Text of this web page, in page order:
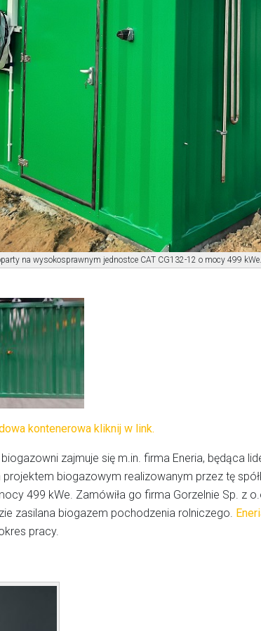
na wysokosprawnym jednostce CAT CG132-12 o mocy 499 kWe.
kontenerowa kliknij w link.
zajmuje się m.in. firma Eneria, będąca
projektem biogazowym realizowanym przez tę
499 kWe. Zamówiła go firma Gorzelnie Sp. z
zasilana biogazem pochodzenia rolniczego.
pracy.